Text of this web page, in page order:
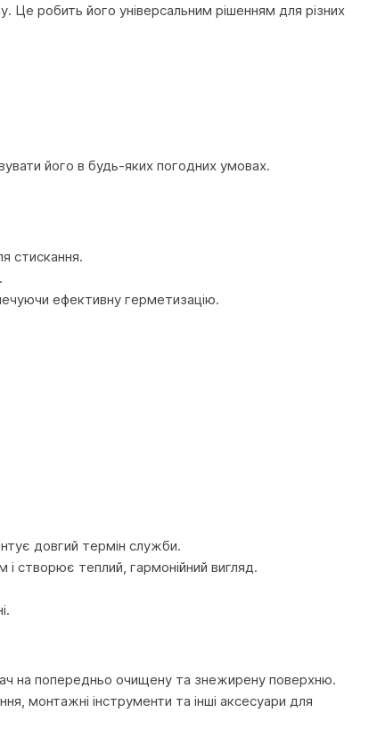
Це робить його універсальним рішенням для різних
його в будь-яких погодних умовах.
стискання.
ефективну герметизацію.
довгий термін служби.
створює теплий, гармонійний вигляд.
на попередньо очищену та знежирену поверхню.
монтажні інструменти та інші аксесуари для